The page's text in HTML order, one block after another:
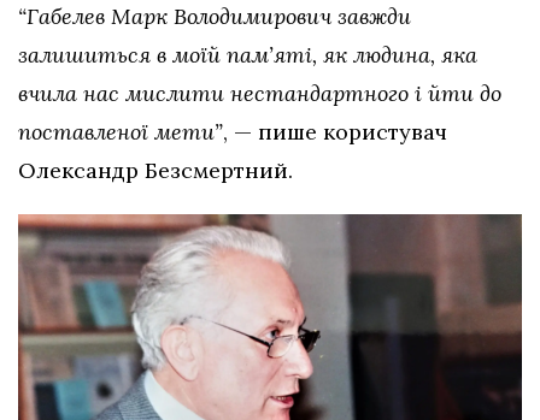
“Габелев Марк Володимирович завжди
залишиться в моїй пам’яті, як людина, яка
вчила нас мислити нестандартного і йти до
поставленої мети”, — пише користувач
Олександр Безсмертний.